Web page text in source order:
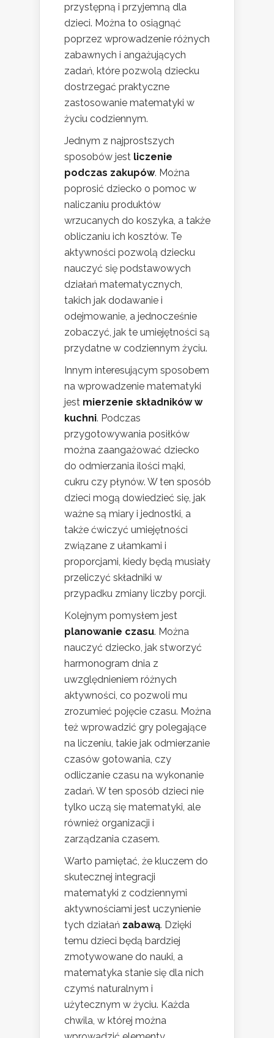
przystępną i przyjemną dla
dzieci. Można to osiągnąć
poprzez wprowadzenie różnych
zabawnych i angażujących
zadań, które pozwolą dziecku
dostrzegać praktyczne
zastosowanie matematyki w
życiu codziennym.
Jednym z najprostszych
sposobów jest liczenie
podczas zakupów. Można
poprosić dziecko o pomoc w
naliczaniu produktów
wrzucanych do koszyka, a także
obliczaniu ich kosztów. Te
aktywności pozwolą dziecku
nauczyć się podstawowych
działań matematycznych,
takich jak dodawanie i
odejmowanie, a jednocześnie
zobaczyć, jak te umiejętności są
przydatne w codziennym życiu.
Innym interesującym sposobem
na wprowadzenie matematyki
jest mierzenie składników w
kuchni. Podczas
przygotowywania posiłków
można zaangażować dziecko
do odmierzania ilości mąki,
cukru czy płynów. W ten sposób
dzieci mogą dowiedzieć się, jak
ważne są miary i jednostki, a
także ćwiczyć umiejętności
związane z ułamkami i
proporcjami, kiedy będą musiały
przeliczyć składniki w
przypadku zmiany liczby porcji.
Kolejnym pomysłem jest
planowanie czasu. Można
nauczyć dziecko, jak stworzyć
harmonogram dnia z
uwzględnieniem różnych
aktywności, co pozwoli mu
zrozumieć pojęcie czasu. Można
też wprowadzić gry polegające
na liczeniu, takie jak odmierzanie
czasów gotowania, czy
odliczanie czasu na wykonanie
zadań. W ten sposób dzieci nie
tylko uczą się matematyki, ale
również organizacji i
zarządzania czasem.
Warto pamiętać, że kluczem do
skutecznej integracji
matematyki z codziennymi
aktywnościami jest uczynienie
tych działań zabawą. Dzięki
temu dzieci będą bardziej
zmotywowane do nauki, a
matematyka stanie się dla nich
czymś naturalnym i
użytecznym w życiu. Każda
chwila, w której można